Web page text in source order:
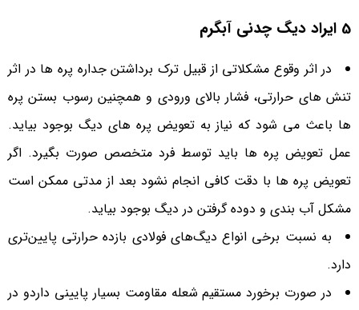
5 ایراد دیگ‌ چدنی آبگرم
در اثر وقوع مشکلاتی از قبیل ترک برداشتن جداره پره ها در اثر
تنش های حرارتی، فشار بالای ورودی و همچنین رسوب بستن پره
ها باعث می شود که نیاز به تعویض پره های دیگ بوجود بیاید.
عمل تعویض پره ها باید توسط فرد متخصص صورت بگیرد. اگر
تعویض پره ها با دقت کافی انجام نشود بعد از مدتی ممکن است
مشکل آب بندی و دوده گرفتن در دیگ بوجود بیاید.
به نسبت برخی انواع دیگ‌های فولادی بازده حرارتی پایین‌تری
دارد.
در صورت برخورد مستقیم شعله مقاومت بسیار پایینی داردو در